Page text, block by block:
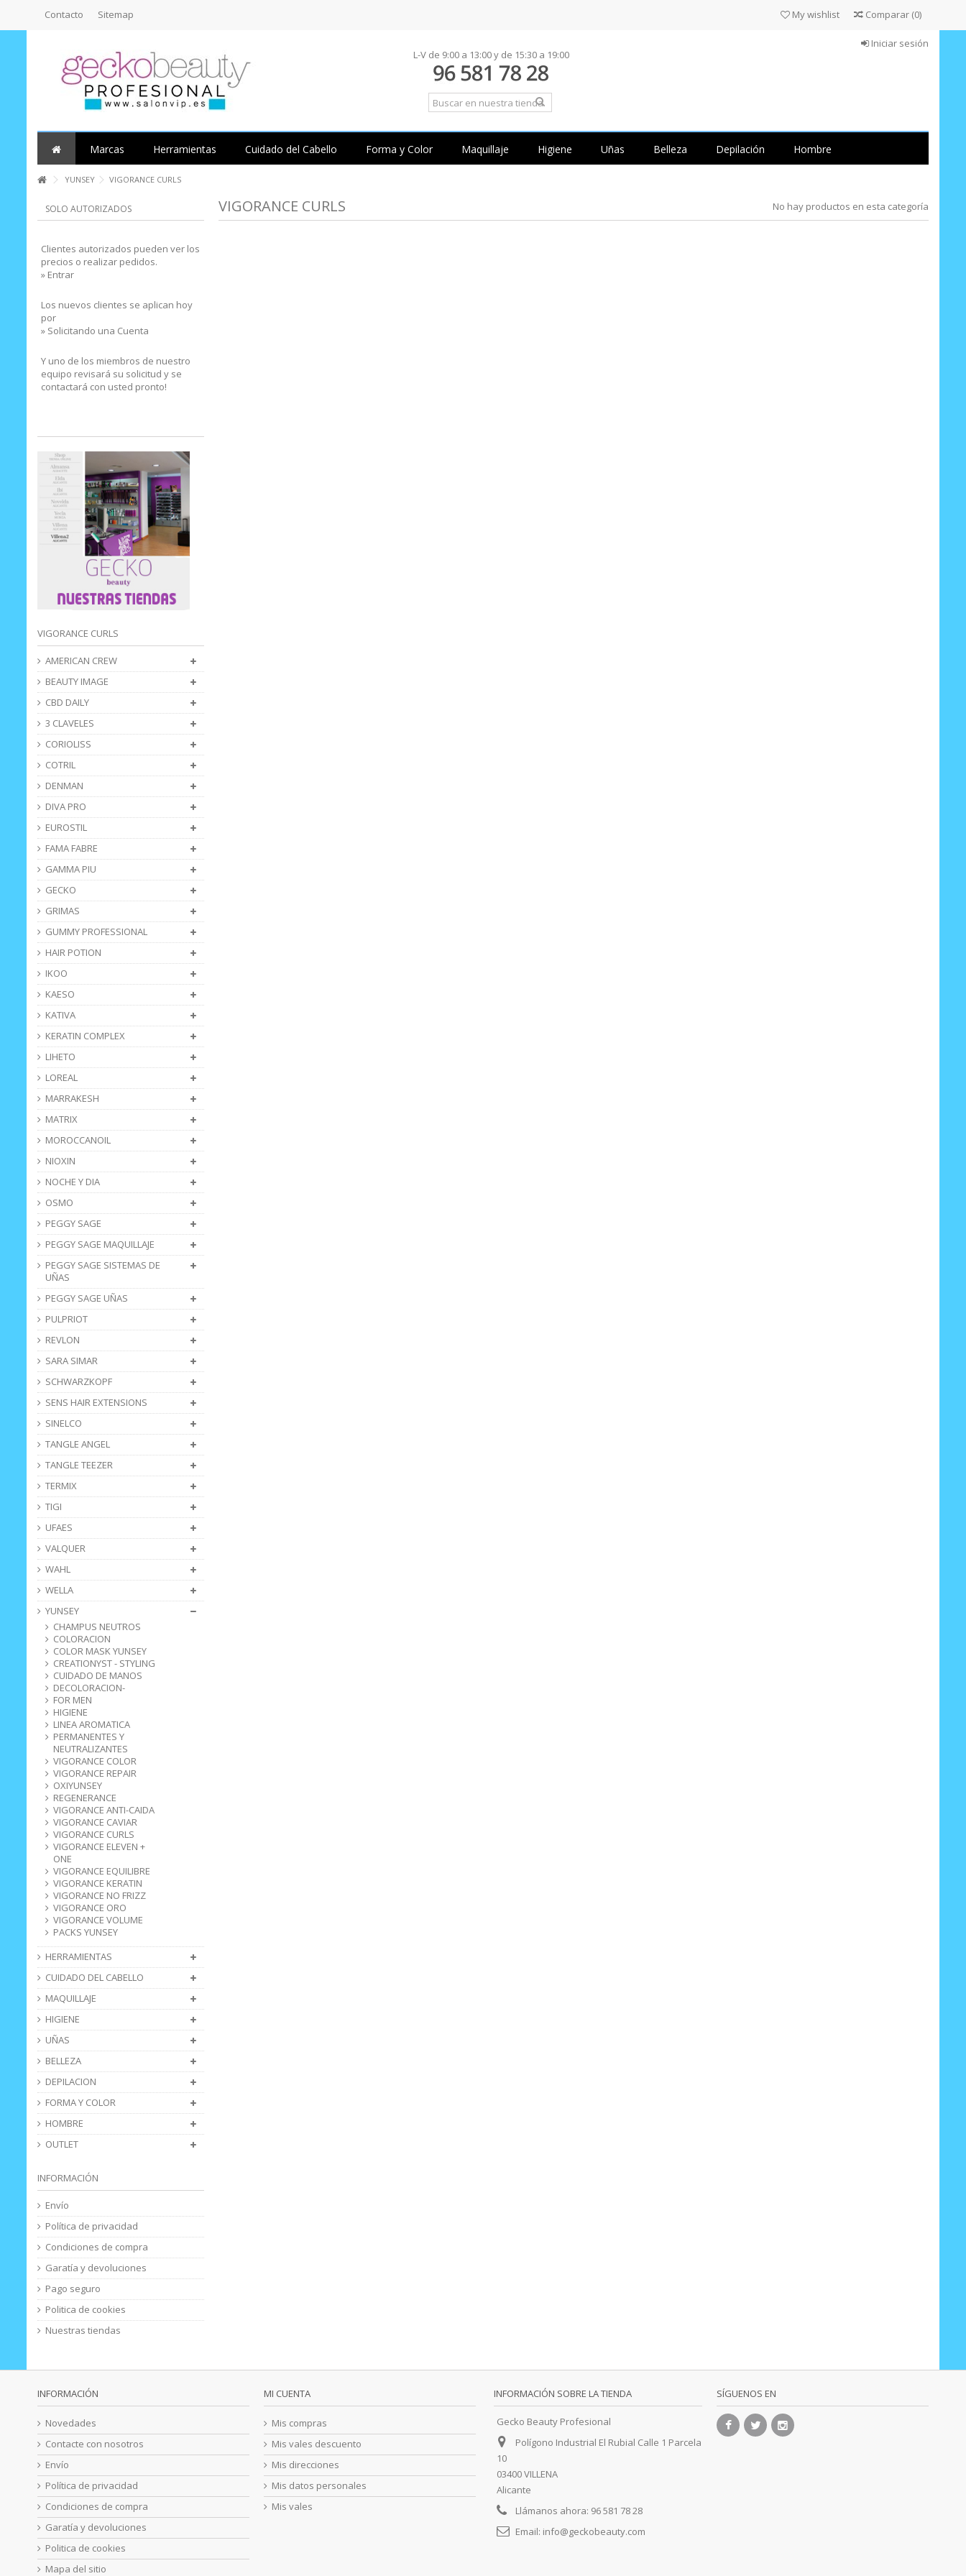
Contacto Sitemap Comparar (0)
My wishlist
L-V de 9:00 a 13:00 y de 15:30 a 19:00
Iniciar sesión
Marcas Herramientas Cuidado del Cabello Forma y Color Maquillaje Higiene Uñas Belleza Depilación Hombre
YUNSEY VIGORANCE CURLS
VIGORANCE CURLS No hay productos en esta categoría
SOLO AUTORIZADOS
Clientes autorizados pueden ver los
precios o realizar pedidos.
» Entrar
Los nuevos clientes se aplican hoy
por
» Solicitando una Cuenta
Y uno de los miembros de nuestro
equipo revisará su solicitud y se
contactará con usted pronto!
VIGORANCE CURLS
AMERICAN CREW
BEAUTY IMAGE
CBD DAILY
3 CLAVELES
CORIOLISS
COTRIL
DENMAN
DIVA PRO
EUROSTIL
FAMA FABRE
GAMMA PIU
GECKO
GRIMAS
GUMMY PROFESSIONAL
HAIR POTION
IKOO
KAESO
KATIVA
KERATIN COMPLEX
LIHETO
LOREAL
MARRAKESH
MATRIX
MOROCCANOIL
NIOXIN
NOCHE Y DIA
OSMO
PEGGY SAGE
PEGGY SAGE MAQUILLAJE
PEGGY SAGE SISTEMAS DE
UÑAS
PEGGY SAGE UÑAS
PULPRIOT
REVLON
SARA SIMAR
SCHWARZKOPF
SENS HAIR EXTENSIONS
SINELCO
TANGLE ANGEL
TANGLE TEEZER
TERMIX
TIGI
UFAES
VALQUER
WAHL
WELLA
YUNSEY
CHAMPUS NEUTROS
COLORACION
COLOR MASK YUNSEY
CREATIONYST - STYLING
CUIDADO DE MANOS
DECOLORACION-
FOR MEN
HIGIENE
LINEA AROMATICA
PERMANENTES Y
NEUTRALIZANTES
VIGORANCE COLOR
VIGORANCE REPAIR
OXIYUNSEY
REGENERANCE
VIGORANCE ANTI-CAIDA
VIGORANCE CAVIAR
VIGORANCE CURLS
VIGORANCE ELEVEN +
ONE
VIGORANCE EQUILIBRE
VIGORANCE KERATIN
VIGORANCE NO FRIZZ
VIGORANCE ORO
VIGORANCE VOLUME
PACKS YUNSEY
HERRAMIENTAS
CUIDADO DEL CABELLO
MAQUILLAJE
HIGIENE
UÑAS
BELLEZA
DEPILACION
FORMA Y COLOR
HOMBRE
OUTLET
INFORMACIÓN
Envío
Política de privacidad
Condiciones de compra
Garatía y devoluciones
Pago seguro
Politica de cookies
Nuestras tiendas
INFORMACIÓN
Novedades
Contacte con nosotros
Envío
Política de privacidad
Condiciones de compra
Garatía y devoluciones
Politica de cookies
Mapa del sitio
MI CUENTA
Mis compras
Mis vales descuento
Mis direcciones
Mis datos personales
Mis vales
INFORMACIÓN SOBRE LA TIENDA
Gecko Beauty Profesional
Polígono Industrial El Rubial Calle 1 Parcela
10
03400 VILLENA
Alicante
Llámanos ahora: 96 581 78 28
Email: info@geckobeauty.com
SÍGUENOS EN